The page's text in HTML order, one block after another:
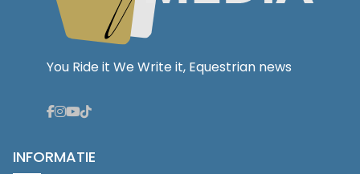
You Ride it We Write it, Equestrian news
INFORMATIE